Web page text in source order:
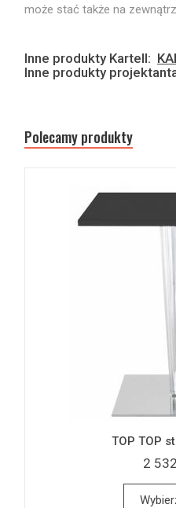
może stać także na zewnątrz
Inne produkty Kartell:
Inne produkty
Polecamy produkty
TOP TOP
2